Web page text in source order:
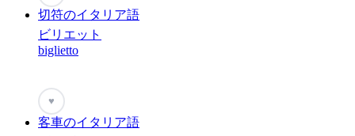
切符のイタリア語
ビリエット
biglietto
♥
客車のイタリア語